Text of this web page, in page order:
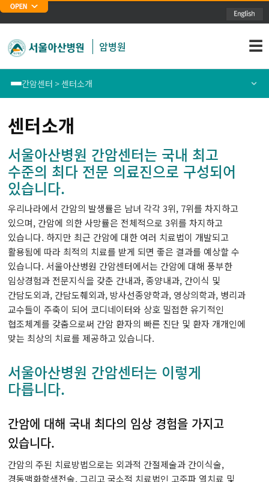
주메뉴 바로가기
본문 바로가기
암병원 ☰
간암센터 > 센터소개
식도암센터
대장암센터
유방암센터
간암센터
두경부암센터
난소ㆍ자궁암센터
비뇨기암센터
혈액암ㆍ골수이식센터
육종ㆍ희귀암센터
통합/전문및특화진료안내
암정보
센터소개
서울아산병원 간암센터는 국내 최고
수준의 최다 전문 의료진으로 구성되어
있습니다.
우리나라에서 간암의 발생률은 남녀 각각 3위, 7위를 차지하고
있으며, 간암에 의한 사망률은 전체적으로 3위를 차지하고
있습니다. 하지만 최근 간암에 대한 여러 치료법이 개발되고
활용됨에 따라 최적의 치료를 받게 되면 좋은 결과를 예상할 수
있습니다. 서울아산병원 간암센터에서는 간암에 대해 풍부한
임상경험과 전문지식을 갖춘 간내과, 종양내과, 간이식 및
간담도외과, 간담도췌외과, 방사선종양학과, 영상의학과, 병리과
교수들이 주축이 되어 코디네이터와 상호 밀접한 유기적인
협조체계를 갖춤으로써 간암 환자의 빠른 진단 및 환자 개개인에
맞는 최상의 치료를 제공하고 있습니다.
서울아산병원 간암센터는 이렇게
다릅니다.
간암에 대해 국내 최다의 임상 경험을 가지고
있습니다.
간암의 주된 치료방법으로는 외과적 간절제술과 간이식술,
경동맥화학색전술, 그리고 국소적 치료법인 고주파 열치료 및